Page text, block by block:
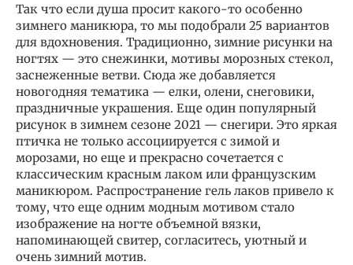
Так что если душа просит какого-то особенно
зимнего маникюра, то мы подобрали 25 вариантов
для вдохновения. Традиционно, зимние рисунки на
ногтях — это снежинки, мотивы морозных стекол,
заснеженные ветви. Сюда же добавляется
новогодняя тематика — елки, олени, снеговики,
праздничные украшения. Еще один популярный
рисунок в зимнем сезоне 2021 — снегири. Это яркая
птичка не только ассоциируется с зимой и
морозами, но еще и прекрасно сочетается с
классическим красным лаком или французским
маникюром. Распространение гель лаков привело к
тому, что еще одним модным мотивом стало
изображение на ногте объемной вязки,
напоминающей свитер, согласитесь, уютный и
очень зимний мотив.